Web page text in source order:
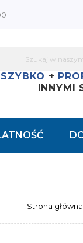
SZYBKO +
INNYMI
Strona główna